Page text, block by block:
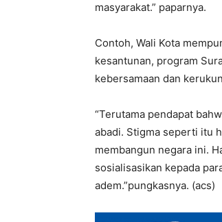
masyarakat.” paparnya.
Contoh, Wali Kota
kesantunan, program
kebersamaan dan
“Terutama pendapat
abadi. Stigma seperti itu
membangun negara ini.
sosialisasikan kepada
adem.”pungkasnya. (acs)